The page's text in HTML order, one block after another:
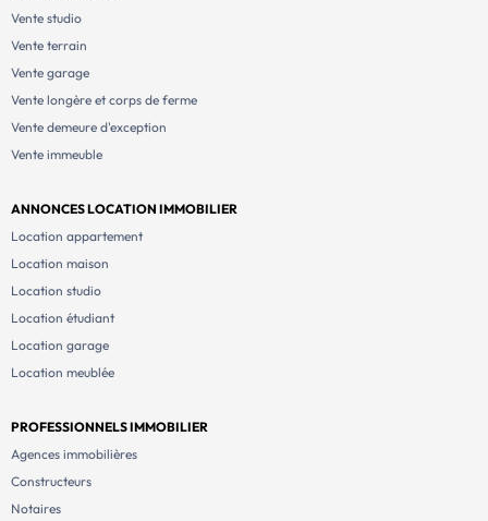
Vente studio
Vente terrain
Vente garage
Vente longère et corps de ferme
Vente demeure d'exception
Vente immeuble
ANNONCES LOCATION IMMOBILIER
Location appartement
Location maison
Location studio
Location étudiant
Location garage
Location meublée
PROFESSIONNELS IMMOBILIER
Agences immobilières
Constructeurs
Notaires